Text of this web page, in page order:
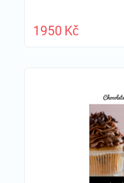
1950 Kč